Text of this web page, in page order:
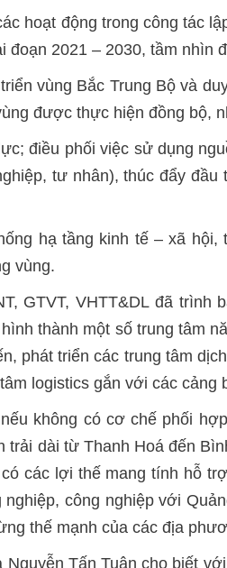
hoạt động trong công tác
đoạn 2021 – 2030, tầm nhìn
vùng Bắc Trung Bộ và
được thực hiện đồng bộ,
điều phối việc sử dụng
tư nhân), thúc đẩy
hạ tầng kinh tế – xã
vùng.
GTVT, VHTT&DL đã
thành một số trung tâm
phát triển các trung tâm
logistics gắn với các
không có cơ chế phối
dài từ Thanh Hoá đến
các lợi thế mang tính hỗ
công nghiệp với
thế mạnh của các địa
Tấn Tuân cho biết